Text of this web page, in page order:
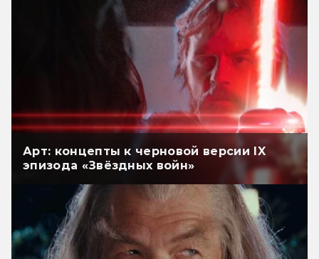
Арт: концепты к черновой версии IX
эпизода «Звёздных войн»